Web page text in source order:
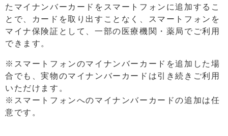
たマイナンバーカードをスマートフォンに追加するこ
とで、カードを取り出すことなく、スマートフォンを
マイナ保険証として、一部の医療機関・薬局でご利用
できます。
※スマートフォンのマイナンバーカードを追加した場
合でも、実物のマイナンバーカードは引き続きご利用
いただけます。
※スマートフォンへのマイナンバーカードの追加は任
意です。